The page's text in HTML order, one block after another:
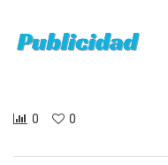
0 0